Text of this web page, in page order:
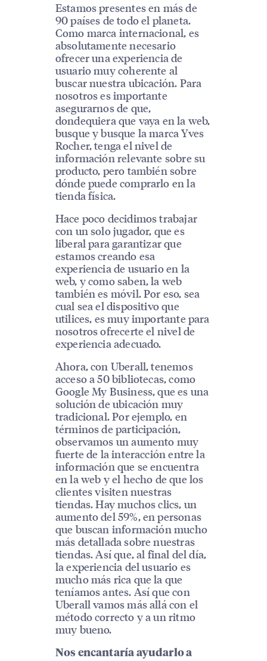
Estamos presentes en más de
90 países de todo el planeta.
Como marca internacional, es
absolutamente necesario
ofrecer una experiencia de
usuario muy coherente al
buscar nuestra ubicación. Para
nosotros es importante
asegurarnos de que,
dondequiera que vaya en la web,
busque y busque la marca Yves
Rocher, tenga el nivel de
información relevante sobre su
producto, pero también sobre
dónde puede comprarlo en la
tienda física.
Hace poco decidimos trabajar
con un solo jugador, que es
liberal para garantizar que
estamos creando esa
experiencia de usuario en la
web, y como saben, la web
también es móvil. Por eso, sea
cual sea el dispositivo que
utilices, es muy importante para
nosotros ofrecerte el nivel de
experiencia adecuado.
Ahora, con Uberall, tenemos
acceso a 50 bibliotecas, como
Google My Business, que es una
solución de ubicación muy
tradicional. Por ejemplo, en
términos de participación,
observamos un aumento muy
fuerte de la interacción entre la
información que se encuentra
en la web y el hecho de que los
clientes visiten nuestras
tiendas. Hay muchos clics, un
aumento del 59%, en personas
que buscan información mucho
más detallada sobre nuestras
tiendas. Así que, al final del día,
la experiencia del usuario es
mucho más rica que la que
teníamos antes. Así que con
Uberall vamos más allá con el
método correcto y a un ritmo
muy bueno.
Nos encantaría ayudarlo a